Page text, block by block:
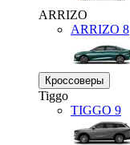
ARRIZO
ARRIZO 8
Кроссоверы
Tiggo
TIGGO 9